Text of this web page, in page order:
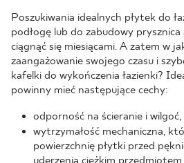
Poszukiwania idealnych płytek do
podłogę lub do zabudowy
ciągnąć się miesiącami. A zatem w
zaangażowanie swojego czasu i
kafelki do wykończenia łazienki?
powinny mieć następujące cechy:
odporność na ścieranie i wilgoć,
wytrzymałość mechaniczna,
powierzchnię płytki przed